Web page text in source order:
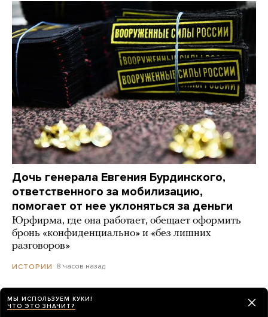
Дочь генерала Евгения Бурдинского,
ответственного за мобилизацию,
помогает от нее уклоняться за деньги
Юрфирма, где она работает, обещает оформить
бронь «конфиденциально» и «без лишних
разговоров»
ИСТОРИИ 8 часов назад
Более 20 российских фигуристов получили
МЫ ИСПОЛЬЗУЕМ КУКИ!
ЧТО ЭТО ЗНАЧИТ?